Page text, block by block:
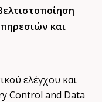
και
ελέγχου και
Control and Data